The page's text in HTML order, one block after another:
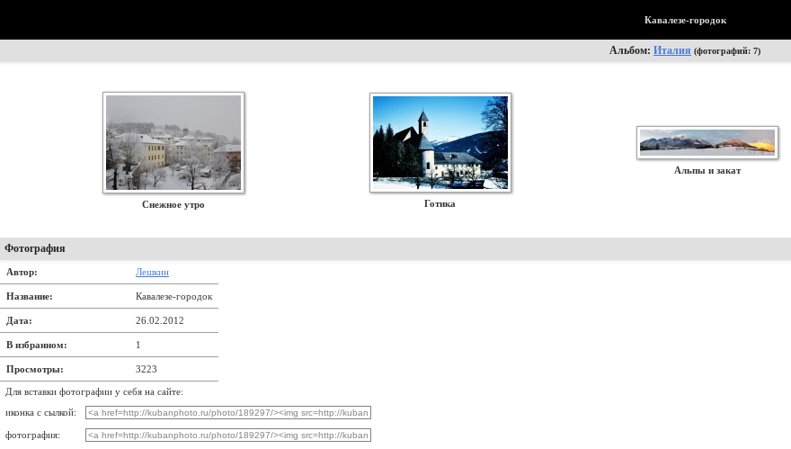
Кавалезе-городок
Альбом: Италия (фотографий: 7)
Снежное утро Готика
Альпы и закат
Фотография
Автор: Лешкин
Название: Кавалезе-городок
Дата: 26.02.2012
В избранном: 1
Просмотры: 3223
Для вставки фотографии у себя на сайте:
иконка с сылкой:
фотография: